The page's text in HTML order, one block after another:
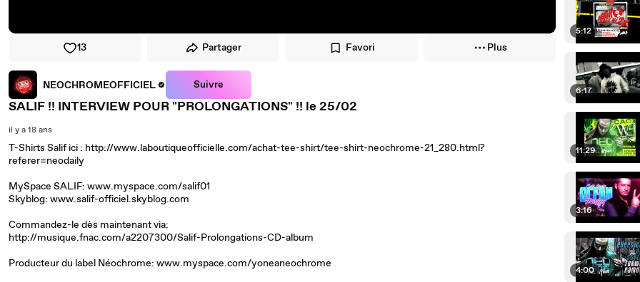
13 Partager Favori Plus
NEOCHROMEOFFICIEL Suivre
SALIF !! INTERVIEW POUR "PROLONGATIONS" !! le 25/02
il y a 18 ans
T-Shirts Salif ici : http://www.laboutiqueofficielle.com/achat-tee-shirt/tee-shirt-neochrome-21_280.html?
referer=neodaily
MySpace SALIF: www.myspace.com/salif01
Skyblog: www.salif-officiel.skyblog.com
Commandez-le dès maintenant via:
http://musique.fnac.com/a2207300/Salif-Prolongations-CD-album
Producteur du label Néochrome: www.myspace.com/yoneaneochrome
5:12
6:17
11:29
3:16
4:00